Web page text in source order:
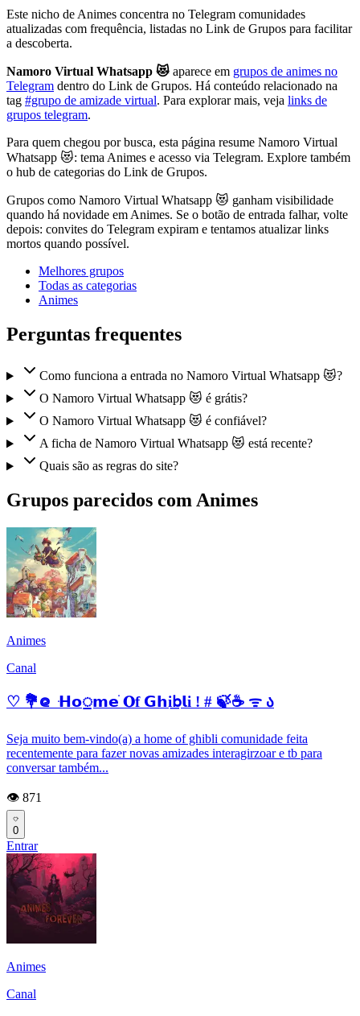
Este nicho de Animes concentra no Telegram comunidades
atualizadas com frequência, listadas no Link de Grupos para facilitar
a descoberta.
Namoro Virtual Whatsapp 😻 aparece em grupos de animes no
Telegram dentro do Link de Grupos. Há conteúdo relacionado na
tag #grupo de amizade virtual. Para explorar mais, veja links de
grupos telegram.
Para quem chegou por busca, esta página resume Namoro Virtual
Whatsapp 😻: tema Animes e acesso via Telegram. Explore também
o hub de categorias do Link de Grupos.
Grupos como Namoro Virtual Whatsapp 😻 ganham visibilidade
quando há novidade em Animes. Se o botão de entrada falhar, volte
depois: convites do Telegram expiram e tentamos atualizar links
mortos quando possível.
Melhores grupos
Todas as categorias
Animes
Perguntas frequentes
Como funciona a entrada no Namoro Virtual Whatsapp 😻?
O Namoro Virtual Whatsapp 😻 é grátis?
O Namoro Virtual Whatsapp 😻 é confiável?
A ficha de Namoro Virtual Whatsapp 😻 está recente?
Quais são as regras do site?
Grupos parecidos com Animes
Animes
Canal
♡ 💐᪤ ּ𝗛𝗼᤻𝗺𝗲ׂ 𝐎f 𝗚𝗵i͟𝖻𝗹i ! # 🍃☕ ᯤ ა
Seja muito bem-vindo(a) a home of ghibli comunidade feita
recentemente para fazer novas amizades interagirzoar e tb para
conversar também...
👁️ 871
0
Entrar
Animes
Canal